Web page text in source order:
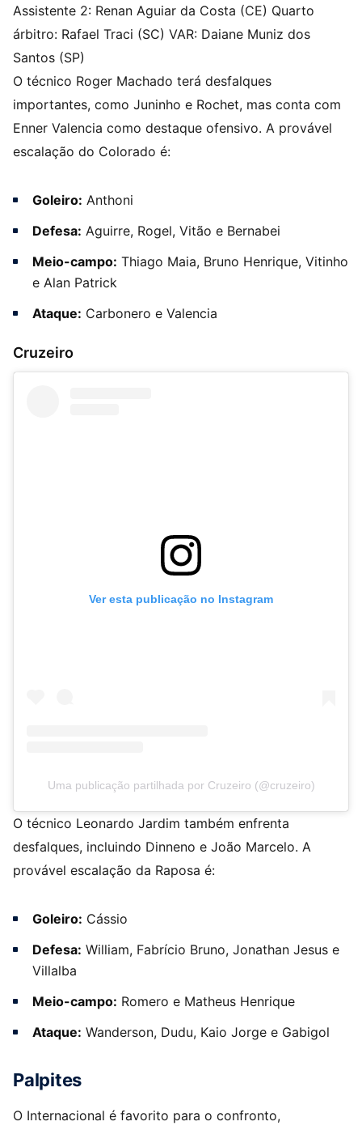
Assistente 2: Renan Aguiar da Costa (CE) Quarto
árbitro: Rafael Traci (SC) VAR: Daiane Muniz dos
Santos (SP)
O técnico Roger Machado terá desfalques
importantes, como Juninho e Rochet, mas conta com
Enner Valencia como destaque ofensivo. A provável
escalação do Colorado é:
Goleiro: Anthoni
Defesa: Aguirre, Rogel, Vitão e Bernabei
Meio-campo: Thiago Maia, Bruno Henrique, Vitinho
e Alan Patrick
Ataque: Carbonero e Valencia
Cruzeiro
Ver esta publicação no Instagram
Uma publicação partilhada por Cruzeiro (@cruzeiro)
O técnico Leonardo Jardim também enfrenta
desfalques, incluindo Dinneno e João Marcelo. A
provável escalação da Raposa é:
Goleiro: Cássio
Defesa: William, Fabrício Bruno, Jonathan Jesus e
Villalba
Meio-campo: Romero e Matheus Henrique
Ataque: Wanderson, Dudu, Kaio Jorge e Gabigol
Palpites
O Internacional é favorito para o confronto,